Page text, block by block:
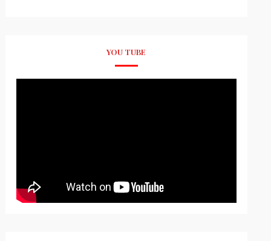
YOU TUBE